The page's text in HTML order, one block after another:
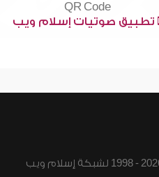
تطبيق صوتيات إسلام ويب